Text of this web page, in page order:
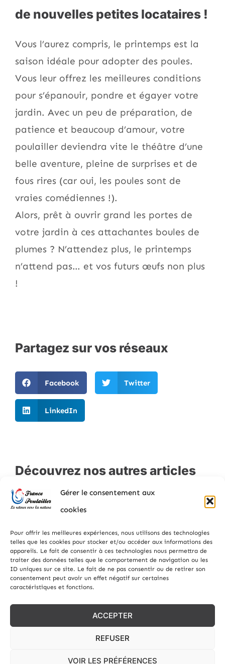
Gérer le consentement aux
cookies
Pour offrir les meilleures expériences, nous utilisons des technologies
telles que les cookies pour stocker et/ou accéder aux informations des
appareils. Le fait de consentir à ces technologies nous permettra de
traiter des données telles que le comportement de navigation ou les
ID uniques sur ce site. Le fait de ne pas consentir ou de retirer son
consentement peut avoir un effet négatif sur certaines
caractéristiques et fonctions.
ACCEPTER
REFUSER
VOIR LES PRÉFÉRENCES
de nouvelles petites locataires !
Vous l’aurez compris, le printemps est la
saison idéale pour adopter des poules.
Vous leur offrez les meilleures conditions
pour s’épanouir, pondre et égayer votre
jardin. Avec un peu de préparation, de
patience et beaucoup d’amour, votre
poulailler deviendra vite le théâtre d’une
belle aventure, pleine de surprises et de
fous rires (car oui, les poules sont de
vraies comédiennes !).
Alors, prêt à ouvrir grand les portes de
votre jardin à ces attachantes boules de
plumes ? N’attendez plus, le printemps
n’attend pas… et vos futurs œufs non plus
!
Partagez sur vos réseaux
Facebook Twitter
LinkedIn
Découvrez nos autres articles
Les poules et l’été
Comment assurer leur bien-être en saison chaude ? L’été
est une période de joie et de chaleur, mais pour nos amis